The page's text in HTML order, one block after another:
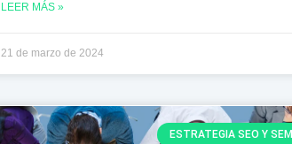
LEER MÁS »
21 de marzo de 2024
ESTRATEGIA SEO Y SEM